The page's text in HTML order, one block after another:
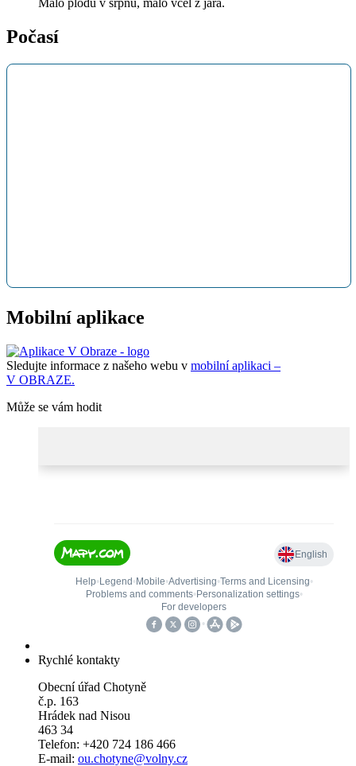
Málo plodů v srpnu, málo včel z jara.
Počasí
Mobilní aplikace
Sledujte informace z našeho webu v mobilní aplikaci –
V OBRAZE.
Může se vám hodit
Rychlé kontakty
Obecní úřad Chotyně
č.p. 163
Hrádek nad Nisou
463 34
Telefon: +420 724 186 466
E-mail: ou.chotyne@volny.cz